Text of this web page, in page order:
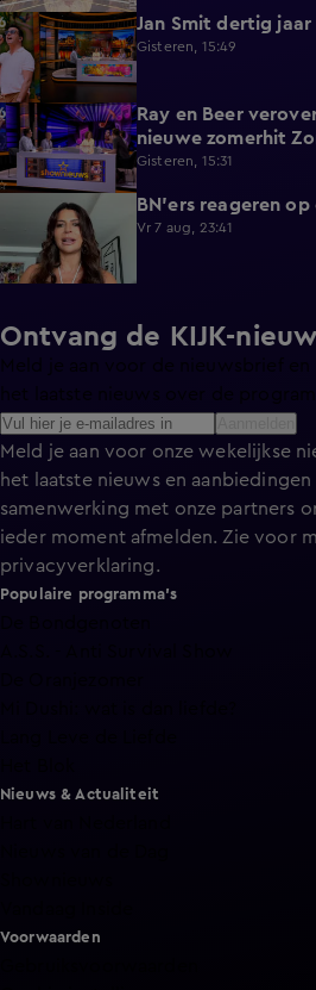
7:33 Jan Smit dertig
Gisteren, 15:49
4:47
Ray en Beer
nieuwe zomerhit
Gisteren, 15:31
BN'ers reageren
Vr 7 aug, 23:41
Ontvang de KIJK-
Meld je aan voor de nieuwsbrief
Meld je aan voor onze wekelijkse
het laatste nieuws en
samenwerking met onze partners
ieder moment afmelden. Zie voor
privacyverklaring.
Populaire programma's
Nieuws & Actualiteit
Voorwaarden